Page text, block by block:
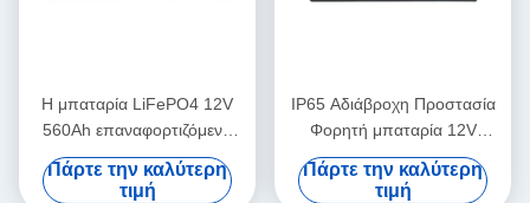
Η μπαταρία LiFePO4 12V
560Ah επαναφορτιζόμενη
Οικονομική 5000 κύκλοι 12v
Lifepo4 μπαταρία
Πάρτε την καλύτερη
τιμή
IP65 Αδιάβροχη Προστασία
Φορητή μπαταρία 12V
460Ah LiFePo4 για
αυτοκίνητο
Πάρτε την καλύτερη
τιμή